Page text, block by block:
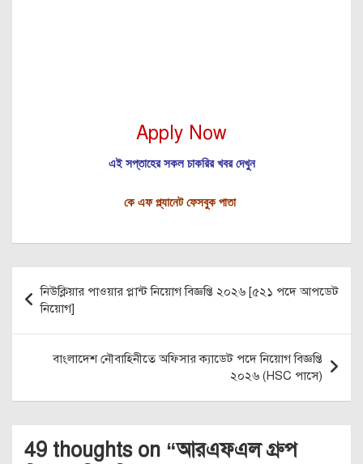
Apply Now
এই সপ্তাহের সকল চাকরির খবর দেখুন
কে এফ প্ল্যানেট ফেসবুক পাতা
Post
navigation
নিউক্লিয়ার পাওয়ার প্লান্ট নিয়োগ বিজ্ঞপ্তি ২০২৬ [৫২১ পদে আপডেট
নিয়োগ]
বাংলাদেশ নৌবাহিনীতে অফিসার ক্যাডেট পদে নিয়োগ বিজ্ঞপ্তি
২০২৬ (HSC পাসে)
49 thoughts on “আরএফএল গ্রুপ